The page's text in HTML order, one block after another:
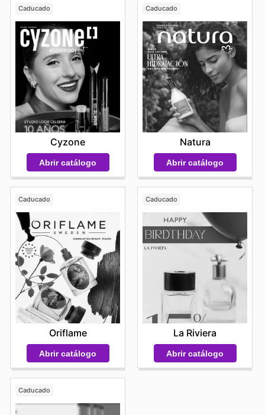
Caducado
Cyzone
Abrir catálogo
Caducado
Natura
Abrir catálogo
Caducado
Oriflame
Abrir catálogo
Caducado
La Riviera
Abrir catálogo
Caducado